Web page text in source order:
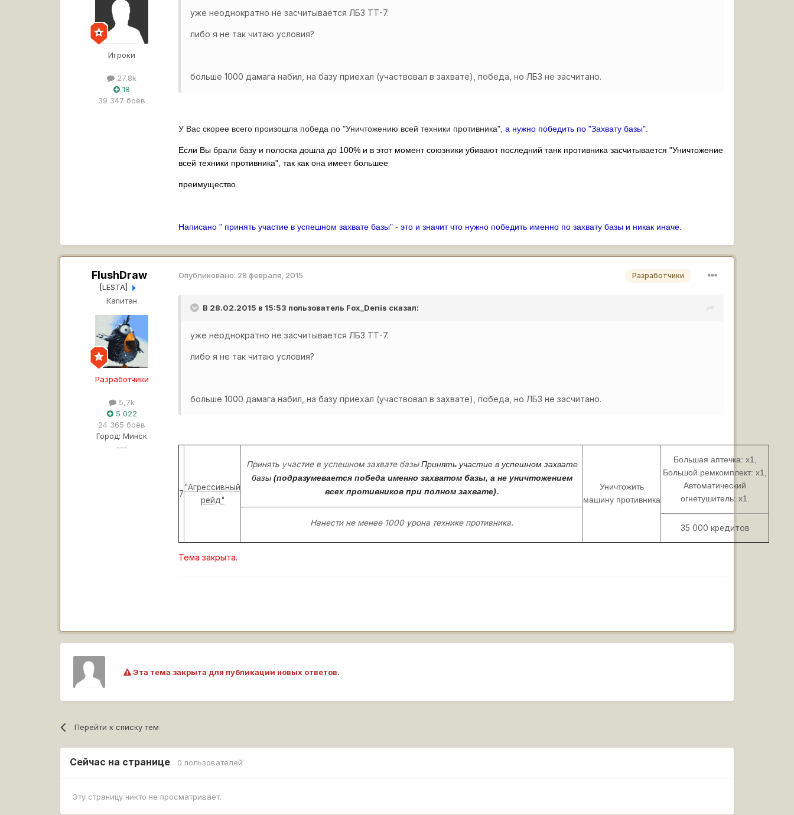
Игроки
27,8k
18
39 347 боёв
уже неоднократно не засчитывается ЛБЗ ТТ-7.
либо я не так читаю условия?
больше 1000 дамага набил, на базу приехал (участвовал в захвате), победа, но ЛБЗ не засчитано.
У Вас скорее всего произошла победа по "Уничтожению всей техники противника", а нужно победить по "Захвату базы".
Если Вы брали базу и полоска дошла до 100% и в этот момент союзники убивают последний танк противника засчитывается "Уничтожение
всей техники противника", так как она имеет большее
преимущество.
Написано " принять участие в успешном захвате базы" - это и значит что нужно победить именно по захвату базы и никак иначе.
FlushDraw
[LESTA]
Капитан
Разработчики
5,7k
5 022
24 365 боёв
Город: Минск
---
Разработчики
Опубликовано: 28 февраля, 2015
В 28.02.2015 в 15:53 пользователь Fox_Denis сказал:
уже неоднократно не засчитывается ЛБЗ ТТ-7.
либо я не так читаю условия?
больше 1000 дамага набил, на базу приехал (участвовал в захвате), победа, но ЛБЗ не засчитано.
7
"Агрессивный
рейд"
Принять участие в успешном захвате базы Принять участие в успешном захвате
базы (подразумевается победа именно захватом базы, а не уничтожением
всех противников при полном захвате).
Нанести не менее 1000 урона технике противника.
Уничтожить
машину противника
Большая аптечка: х1,
Большой ремкомплект: х1,
Автоматический
огнетушитель: х1.
35 000 кредитов
Тема закрыта.
Эта тема закрыта для публикации новых ответов.
Перейти к списку тем
Сейчас на странице 0 пользователей
Эту страницу никто не просматривает.